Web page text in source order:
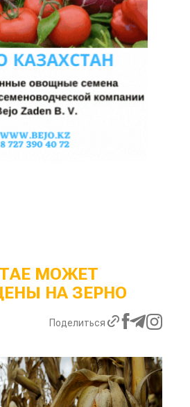
МОЖЕТ
НА ЗЕРНО
Поделиться